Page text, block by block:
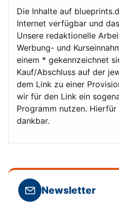
Die Inhalte auf
Internet verfügbar und
Unsere redaktionelle
Werbung- und
einem * gekennzeichnet
Kauf/Abschluss auf der
dem Link zu einer
wir für den Link ein
Programm nutzen.
dankbar.
Newsletter